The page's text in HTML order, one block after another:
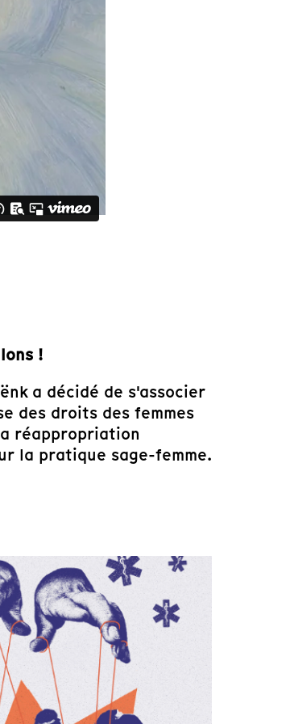
!
a décidé de s'associer
des droits des femmes
réappropriation
la pratique sage-femme.